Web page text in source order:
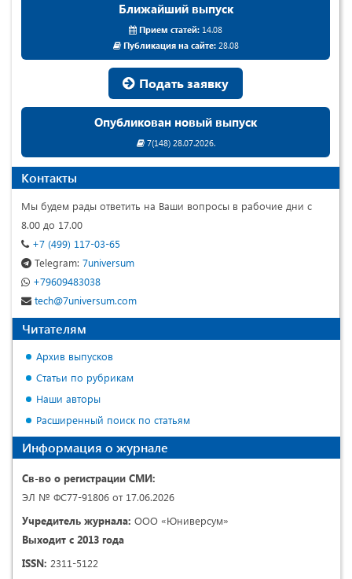
Ближайший выпуск
Прием статей: 14.08
Публикация на сайте:28.08
Подать заявку
Опубликован новый выпуск
7(148) 28.07.2026.
Контакты
Мы будем рады ответить на Ваши вопросы в рабочие дни с
8.00 до 17.00
+7 (499) 117-03-65
Telegram: 7universum
+79609483038
tech@7universum.com
Читателям
Архив выпусков
Статьи по рубрикам
Наши авторы
Расширенный поиск по статьям
Информация о журнале
Св-во о регистрации СМИ:
ЭЛ № ФС77-91806 от 17.06.2026
Учредитель журнала: ООО «Юниверсум»
Выходит с 2013 года
ISSN: 2311-5122